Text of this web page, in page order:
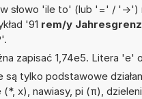
słowo 'ile to' (lub '=' / '->')
'91 rem/y
zapisać 1,74e5. Litera 'e'
są tylko podstawowe
x), nawiasy, pi (π),